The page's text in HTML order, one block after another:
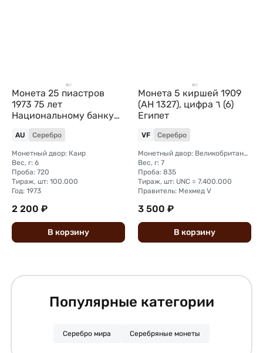
Монета 25 пиастров
1973 75 лет
Национальному банку
Египет
AU Серебро
Монетный двор: Каир
Вес, г: 6
Проба: 720
Тираж, шт: 100.000
Год: 1973
2 200 ₽
В корзину
Монета 5 киршей 1909
(AH 1327), цифра ٦ (6)
Египет
VF Серебро
Монетный двор: Великобритания, Бирмингем (Heaton)
Вес, г: 7
Проба: 835
Тираж, шт: UNC = 7.400.000
Правитель: Мехмед V
3 500 ₽
В корзину
Популярные категории
Серебро мира Серебряные монеты